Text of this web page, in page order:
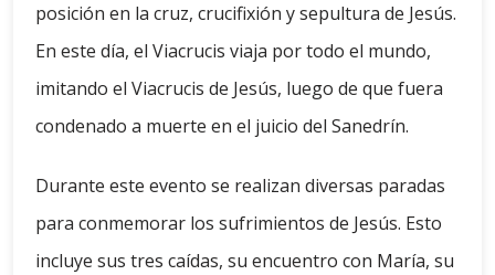
posición en la cruz, crucifixión y sepultura de Jesús.
En este día, el Viacrucis viaja por todo el mundo,
imitando el Viacrucis de Jesús, luego de que fuera
condenado a muerte en el juicio del Sanedrín.
Durante este evento se realizan diversas paradas
para conmemorar los sufrimientos de Jesús. Esto
incluye sus tres caídas, su encuentro con María, su